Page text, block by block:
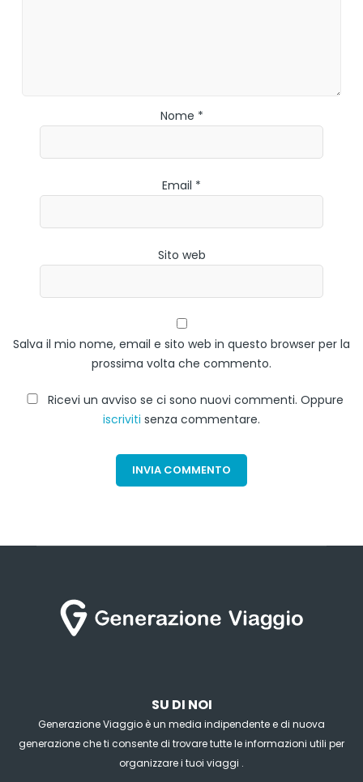
Nome *
Email *
Sito web
Salva il mio nome, email e sito web in questo browser per la
prossima volta che commento.
Ricevi un avviso se ci sono nuovi commenti. Oppure
iscriviti senza commentare.
SU DI NOI
Generazione Viaggio è un media indipendente e di nuova
generazione che ti consente di trovare tutte le informazioni utili per
organizzare i tuoi viaggi .